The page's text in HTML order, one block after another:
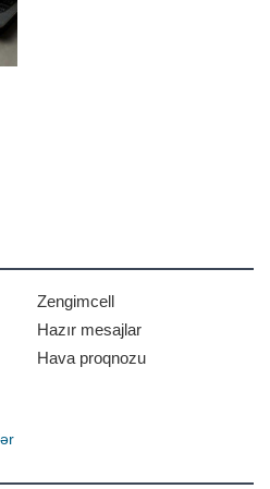
Zengimcell
Hazır mesajlar
Hava proqnozu